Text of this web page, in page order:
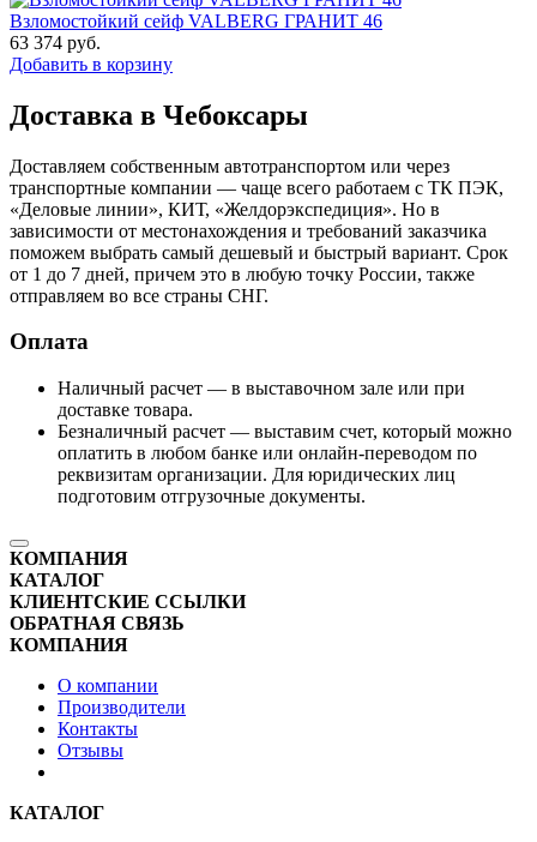
Взломостойкий сейф VALBERG ГРАНИТ 46
63 374 руб.
Добавить в корзину
Доставка в Чебоксары
Доставляем собственным автотранспортом или через
транспортные компании — чаще всего работаем с ТК ПЭК,
«Деловые линии», КИТ, «Желдорэкспедиция». Но в
зависимости от местонахождения и требований заказчика
поможем выбрать самый дешевый и быстрый вариант. Срок
от 1 до 7 дней, причем это в любую точку России, также
отправляем во все страны СНГ.
Оплата
Наличный расчет — в выставочном зале или при
доставке товара.
Безналичный расчет — выставим счет, который можно
оплатить в любом банке или онлайн-переводом по
реквизитам организации. Для юридических лиц
подготовим отгрузочные документы.
КОМПАНИЯ
КАТАЛОГ
КЛИЕНТСКИЕ ССЫЛКИ
ОБРАТНАЯ СВЯЗЬ
КОМПАНИЯ
О компании
Производители
Контакты
Отзывы
КАТАЛОГ